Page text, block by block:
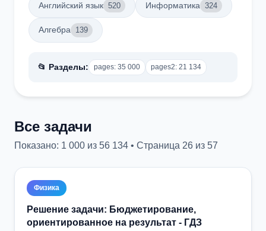
Английский язык 520 Информатика 324
Алгебра 139
📂 Разделы: pages: 35 000 pages2: 21 134
Все задачи
Показано: 1 000 из 56 134 • Страница 26 из 57
Физика
Решение задачи: Бюджетирование,
ориентированное на результат - ГДЗ